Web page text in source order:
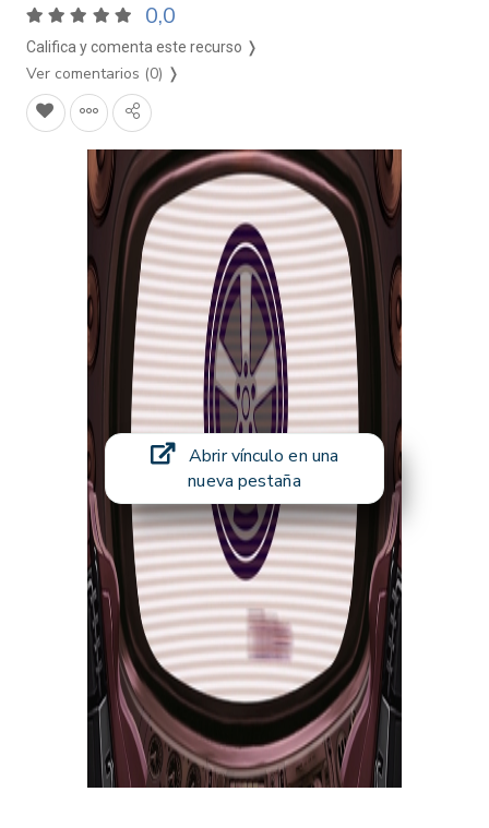
0,0
Califica y comenta este recurso ❭
Ver comentarios (0) ❭
Abrir vínculo en una
nueva pestaña